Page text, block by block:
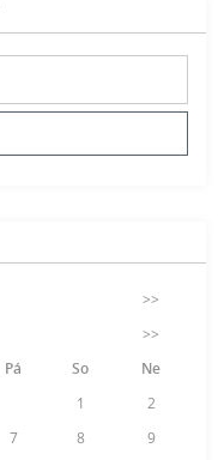
>>
>>
Pá So
Ne
1
2
7 8
9